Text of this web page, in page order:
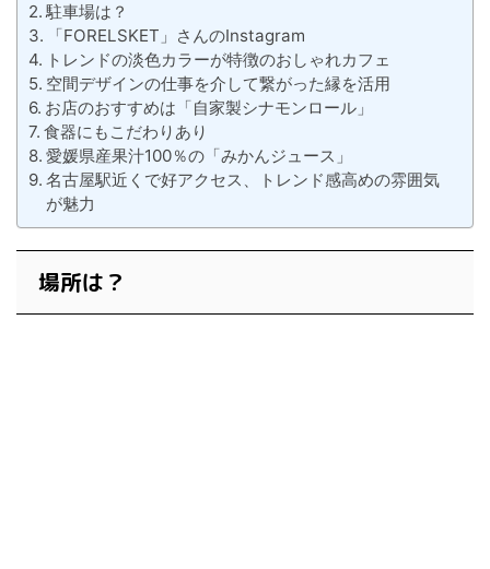
駐車場は？
「FORELSKET」さんのInstagram
トレンドの淡色カラーが特徴のおしゃれカフェ
空間デザインの仕事を介して繋がった縁を活用
お店のおすすめは「自家製シナモンロール」
食器にもこだわりあり
愛媛県産果汁100％の「みかんジュース」
名古屋駅近くで好アクセス、トレンド感高めの雰囲気
が魅力
場所は？